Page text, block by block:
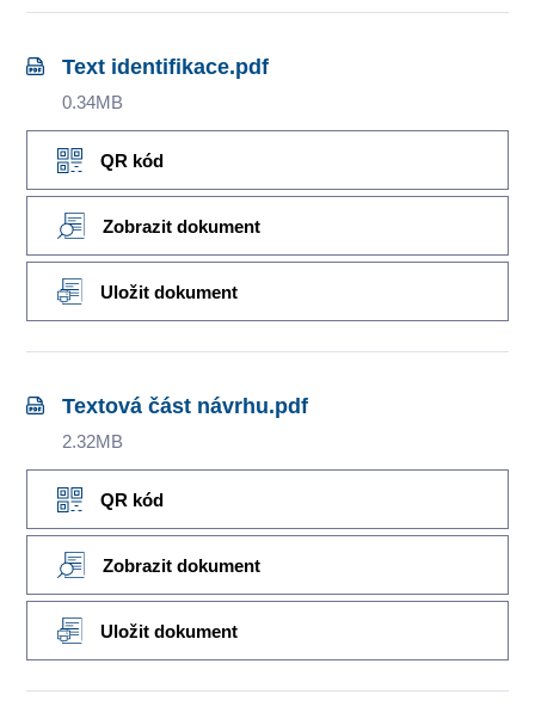
Text identifikace.pdf
0.34MB
QR kód
Zobrazit dokument
Uložit dokument
Textová část návrhu.pdf
2.32MB
QR kód
Zobrazit dokument
Uložit dokument